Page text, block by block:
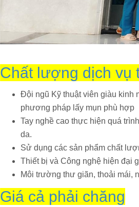
Chất lượng dịch vụ
Đội ngũ Kỹ thuật viên giàu kinh
phương pháp lấy mụn phù hợp
Tay nghề cao thực hiện quá
da.
Sử dụng các sản phẩm chất
Thiết bị và Công nghệ hiện đại
Môi trường thư giãn, thoải mái,
Giá cả phải chăng